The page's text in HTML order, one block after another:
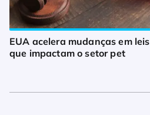
EUA acelera mudanças em leis
que impactam o setor pet